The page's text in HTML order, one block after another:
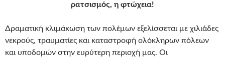
ρατσισμός, η φτώχεια!
Δραματική κλιμάκωση των πολέμων εξελίσσεται με χιλιάδες
νεκρούς, τραυματίες και καταστροφή ολόκληρων πόλεων
και υποδομών στην ευρύτερη περιοχή μας. Οι